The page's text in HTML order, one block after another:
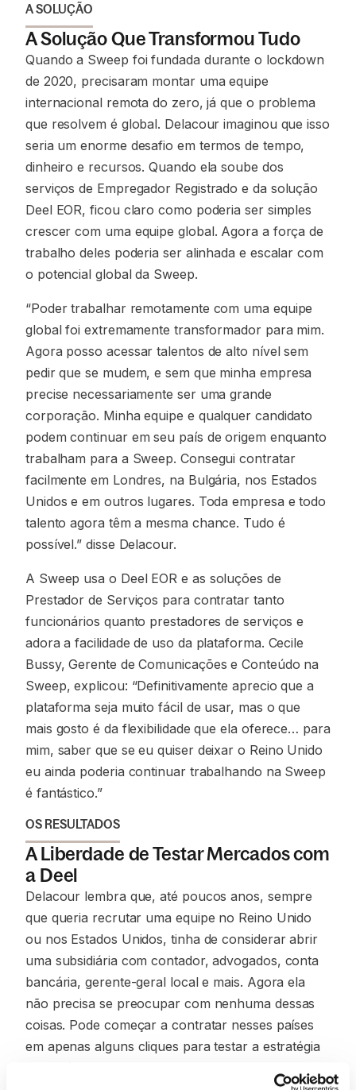
A SOLUÇÃO
A Solução Que Transformou Tudo
Quando a Sweep foi fundada durante o lockdown
de 2020, precisaram montar uma equipe
internacional remota do zero, já que o problema
que resolvem é global. Delacour imaginou que isso
seria um enorme desafio em termos de tempo,
dinheiro e recursos. Quando ela soube dos
serviços de Empregador Registrado e da solução
Deel EOR, ficou claro como poderia ser simples
crescer com uma equipe global. Agora a força de
trabalho deles poderia ser alinhada e escalar com
o potencial global da Sweep.
“Poder trabalhar remotamente com uma equipe
global foi extremamente transformador para mim.
Agora posso acessar talentos de alto nível sem
pedir que se mudem, e sem que minha empresa
precise necessariamente ser uma grande
corporação. Minha equipe e qualquer candidato
podem continuar em seu país de origem enquanto
trabalham para a Sweep. Consegui contratar
facilmente em Londres, na Bulgária, nos Estados
Unidos e em outros lugares. Toda empresa e todo
talento agora têm a mesma chance. Tudo é
possível.” disse Delacour.
A Sweep usa o Deel EOR e as soluções de
Prestador de Serviços para contratar tanto
funcionários quanto prestadores de serviços e
adora a facilidade de uso da plataforma. Cecile
Bussy, Gerente de Comunicações e Conteúdo na
Sweep, explicou: “Definitivamente aprecio que a
plataforma seja muito fácil de usar, mas o que
mais gosto é da flexibilidade que ela oferece… para
mim, saber que se eu quiser deixar o Reino Unido
eu ainda poderia continuar trabalhando na Sweep
é fantástico.”
OS RESULTADOS
A Liberdade de Testar Mercados com
a Deel
Delacour lembra que, até poucos anos, sempre
que queria recrutar uma equipe no Reino Unido
ou nos Estados Unidos, tinha de considerar abrir
uma subsidiária com contador, advogados, conta
bancária, gerente-geral local e mais. Agora ela
não precisa se preocupar com nenhuma dessas
coisas. Pode começar a contratar nesses países
em apenas alguns cliques para testar a estratégia